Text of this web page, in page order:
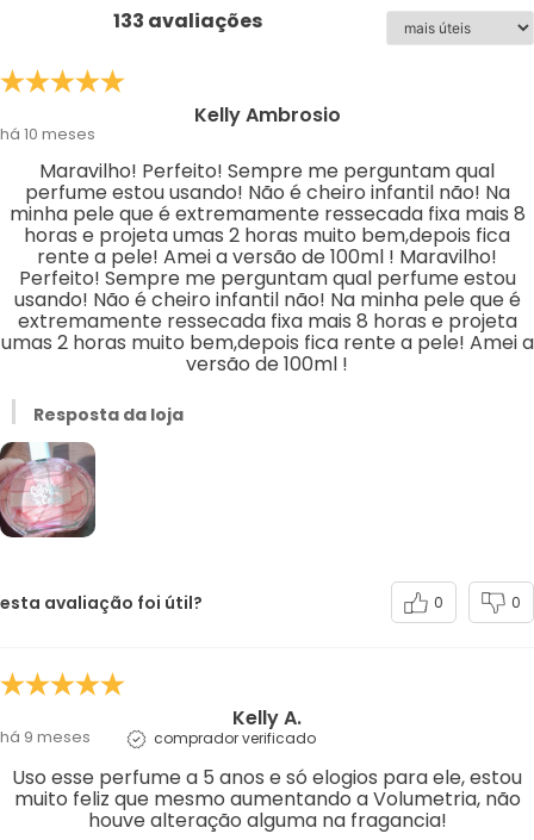
133 avaliações
Kelly Ambrosio
há 10 meses
Maravilho! Perfeito! Sempre me perguntam qual
perfume estou usando! Não é cheiro infantil não! Na
minha pele que é extremamente ressecada fixa mais 8
horas e projeta umas 2 horas muito bem,depois fica
rente a pele! Amei a versão de 100ml ! Maravilho!
Perfeito! Sempre me perguntam qual perfume estou
usando! Não é cheiro infantil não! Na minha pele que é
extremamente ressecada fixa mais 8 horas e projeta
umas 2 horas muito bem,depois fica rente a pele! Amei a
versão de 100ml !
Resposta da loja
esta avaliação foi útil? 0 0
Kelly A.
há 9 meses comprador verificado
Uso esse perfume a 5 anos e só elogios para ele, estou
muito feliz que mesmo aumentando a Volumetria, não
houve alteração alguma na fragancia!